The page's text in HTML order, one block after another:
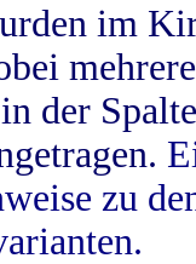
im
der
zu